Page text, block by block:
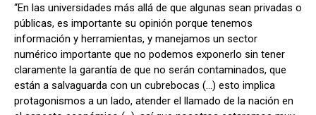
“En las universidades más allá de que algunas sean privadas o
públicas, es importante su opinión porque tenemos
información y herramientas, y manejamos un sector
numérico importante que no podemos exponerlo sin tener
claramente la garantía de que no serán contaminados, que
están a salvaguarda con un cubrebocas (…) esto implica
protagonismos a un lado, atender el llamado de la nación en